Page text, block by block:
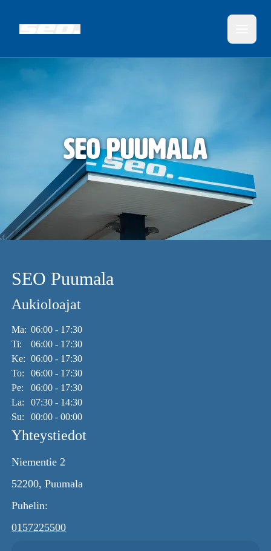
SEO Puumala
SEO Puumala
Aukioloajat
Ma: 06:00 - 17:30
Ti:
06:00 - 17:30
Ke: 06:00 - 17:30
To:
06:00 - 17:30
Pe:
06:00 - 17:30
La:
07:30 - 14:30
Su:
00:00 - 00:00
Yhteystiedot
Niementie 2
52200, Puumala
Puhelin:
0157225500